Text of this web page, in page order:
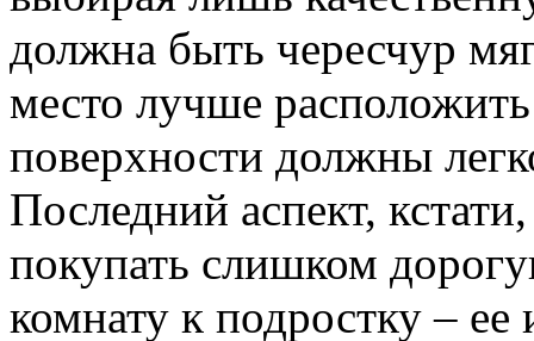
должна быть чересчур
место лучше расположить
поверхности должны
Последний аспект,
покупать слишком
комнату к подростку –